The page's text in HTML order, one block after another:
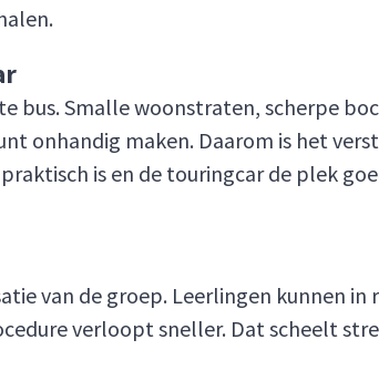
bus. Smalle woonstraten, scherpe
onhandig maken. Daarom is het
is en de touringcar de plek
van de groep. Leerlingen kunnen
verloopt sneller. Dat scheelt